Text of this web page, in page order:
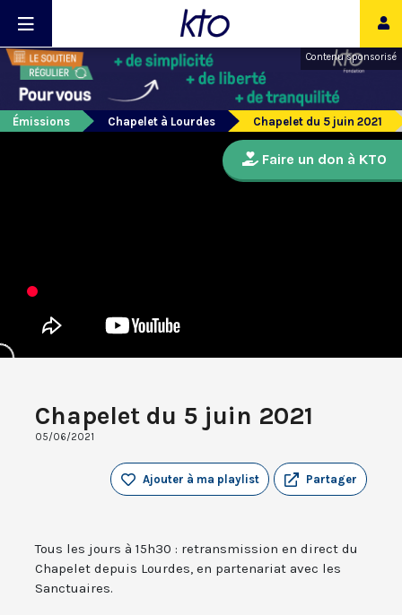
Contenu sponsorisé
Émissions Chapelet à Lourdes Chapelet du 5 juin 2021
Chapelet du 5 juin 2021
05/06/2021
Partager
Ajouter à ma playlist
Tous les jours à 15h30 : retransmission en direct du
Chapelet depuis Lourdes, en partenariat avec les
Sanctuaires.
Faire un don à KTO